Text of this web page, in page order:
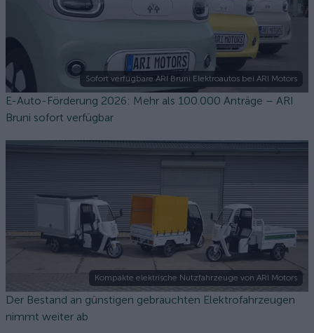
Sofort verfügbare ARI Bruni Elektroautos bei ARI Motors
E-Auto-Förderung 2026: Mehr als 100.000 Anträge – ARI
Bruni sofort verfügbar
Kompakte elektrische Nutzfahrzeuge von ARI Motors
Der Bestand an günstigen gebrauchten Elektrofahrzeugen
nimmt weiter ab